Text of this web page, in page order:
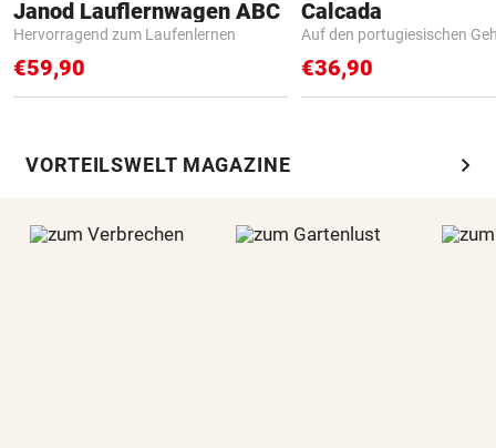
Janod Lauflernwagen ABC
Hervorragend zum Laufenlernen
€59,90
Calcada
Auf den portugiesischen
€36,90
VORTEILSWELT MAGAZINE chevron_right